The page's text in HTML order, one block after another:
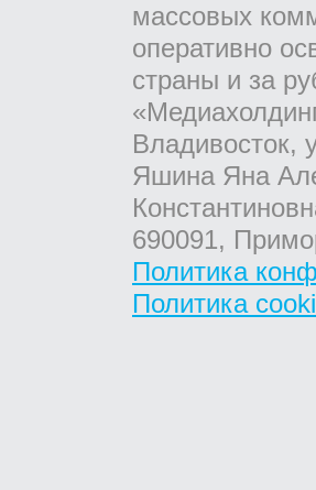
массовых
оперативно
страны и за
Владивосток,
Яшина Яна
690091,
Политика
Политика